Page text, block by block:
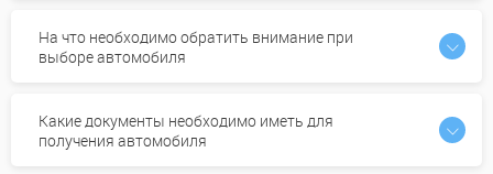
На что необходимо обратить внимание при
выборе автомобиля
Какие документы необходимо иметь для
получения автомобиля